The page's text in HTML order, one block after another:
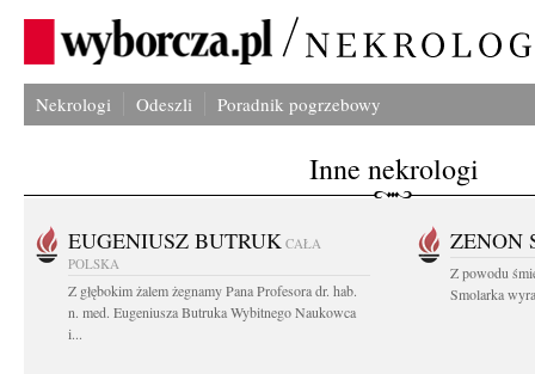
Nekrologi Odeszli Poradnik pogrzebowy
Inne nekrologi
EUGENIUSZ BUTRUK CAŁA
POLSKA
Z głębokim żalem żegnamy Pana Profesora dr. hab.
n. med. Eugeniusza Butruka Wybitnego Naukowca
i...
ZENON
Z powodu
Smolarka